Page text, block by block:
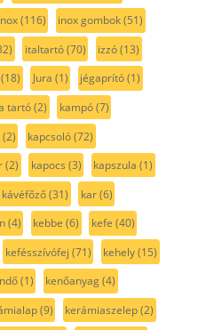
(116) inox gombok(51)
italtartó(70) izzó(13)
(18) Jura (1) jégaprító(1)
tartó(2) kampó(7)
(2) kapcsoló(72)
(2) kapocs (3) kapszula (1)
(31) kar(6)
(4) kebbe (6) kefe (40)
kefésszívófej (71) kehely(15)
(1) kenőanyag(4)
(9) kerámiaszelep(2)